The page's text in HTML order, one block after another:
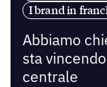
I brand in
Abbiamo
sta
centrale